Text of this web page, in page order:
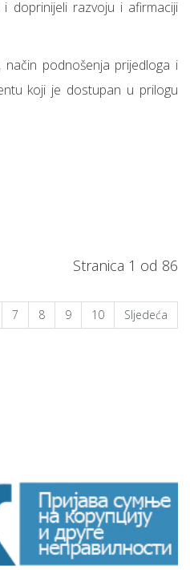
doprinijeli razvoju i afirmaciji
način podnošenja prijedloga i
koji je dostupan u prilogu
Stranica 1 od 86
7 8 9 10
Sljedeća